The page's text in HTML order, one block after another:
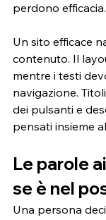
perdono efficacia.
Un sito efficace
contenuto. Il
mentre i testi
navigazione.
dei pulsanti e
pensati insieme
Le parole
se è nel
Una persona